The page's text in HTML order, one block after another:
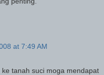
at 7:49 AM
tanah suci moga mendapat